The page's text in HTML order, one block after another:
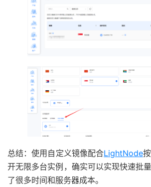
总结：使用自定义镜像配合LightNode
开无限多台实例，确实可以实现快速批
了很多时间和服务器成本。